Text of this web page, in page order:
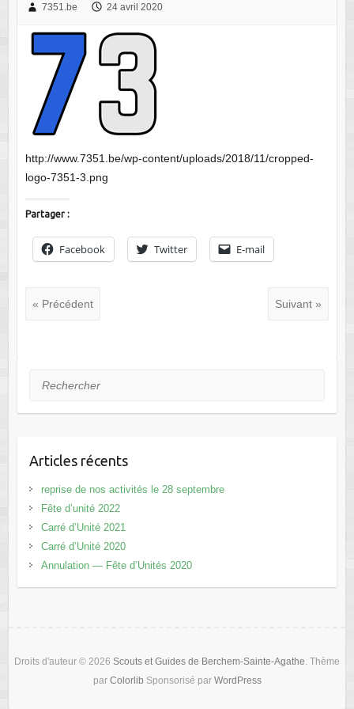
7351.be 24 avril 2020
http://www.7351.be/wp-content/uploads/2018/11/cropped-
logo-7351-3.png
Partager :
Facebook Twitter E-mail
« Précédent Suivant »
Rechercher
Articles récents
reprise de nos activités le 28 septembre
Fête d’unité 2022
Carré d’Unité 2021
Carré d’Unité 2020
Annulation — Fête d’Unités 2020
Droits d'auteur © 2026 Scouts et Guides de Berchem-Sainte-Agathe . Thème
par Colorlib Sponsorisé par WordPress